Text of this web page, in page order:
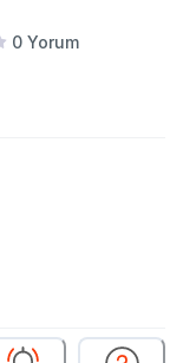
0 Yorum